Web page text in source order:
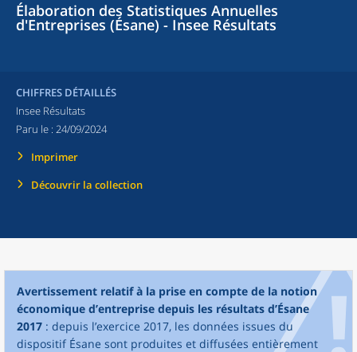
Élaboration des Statistiques Annuelles
d'Entreprises (Ésane) - Insee Résultats
CHIFFRES DÉTAILLÉS
Insee Résultats
Paru le : 24/09/2024
Imprimer
Découvrir la collection
Avertissement relatif à la prise en compte de la notion
économique d’entreprise depuis les résultats d’Ésane
2017 : depuis l’exercice 2017, les données issues du
dispositif Ésane sont produites et diffusées entièrement